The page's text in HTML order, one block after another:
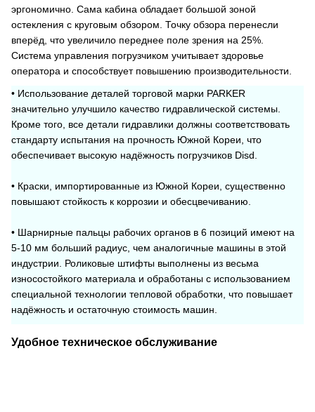
эргономично. Сама кабина обладает большой зоной
остекления с круговым обзором. Точку обзора перенесли
вперёд, что увеличило переднее поле зрения на 25%.
Система управления погрузчиком учитывает здоровье
оператора и способствует повышению производительности.
• Использование деталей торговой марки PARKER
значительно улучшило качество гидравлической системы.
Кроме того, все детали гидравлики должны соответствовать
стандарту испытания на прочность Южной Кореи, что
обеспечивает высокую надёжность погрузчиков Disd.
• Краски, импортированные из Южной Кореи, существенно
повышают стойкость к коррозии и обесцвечиванию.
• Шарнирные пальцы рабочих органов в 6 позиций имеют на
5-10 мм больший радиус, чем аналогичные машины в этой
индустрии. Роликовые штифты выполнены из весьма
износостойкого материала и обработаны с использованием
специальной технологии тепловой обработки, что повышает
надёжность и остаточную стоимость машин.
Удобное техническое обслуживание